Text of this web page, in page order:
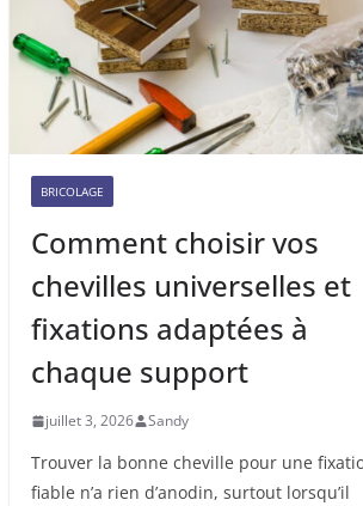
BRICOLAGE
Comment choisir vos
chevilles universelles et
fixations adaptées à
chaque support
juillet 3, 2026 Sandy
Trouver la bonne cheville pour une
fiable n’a rien d’anodin, surtout lorsqu’il